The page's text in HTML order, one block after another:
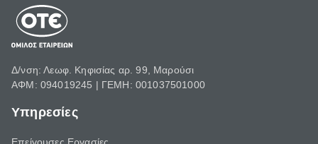
Δ/νση: Λεωφ. Κηφισίας αρ. 99, Μαρούσι
ΑΦΜ: 094019245 | ΓΕΜΗ: 001037501000
Υπηρεσίες